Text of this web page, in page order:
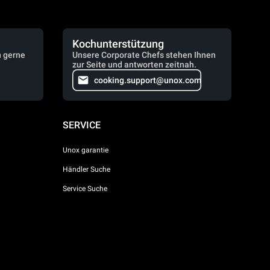
gerne
Kochunterstützung
Unsere Corporate Chefs stehen Ihnen
zur Seite und antworten zeitnah.
cooking.support@unox.com
SERVICE
Unox garantie
Händler Suche
Service Suche